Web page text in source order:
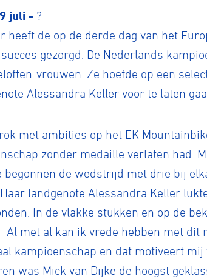
juli - ?
heeft de op de derde dag van het
gezorgd. De Nederlands
vrouwen. Ze hoefde op een
Alessandra Keller voor te laten
met ambities op het EK
zonder medaille verlaten had.
begonnen de wedstrijd met drie bij
landgenote Alessandra Keller
In de vlakke stukken en op de
Al met al kan ik vrede hebben met dit
kampioenschap en dat motiveert mij
was Mick van Dijke de hoogst